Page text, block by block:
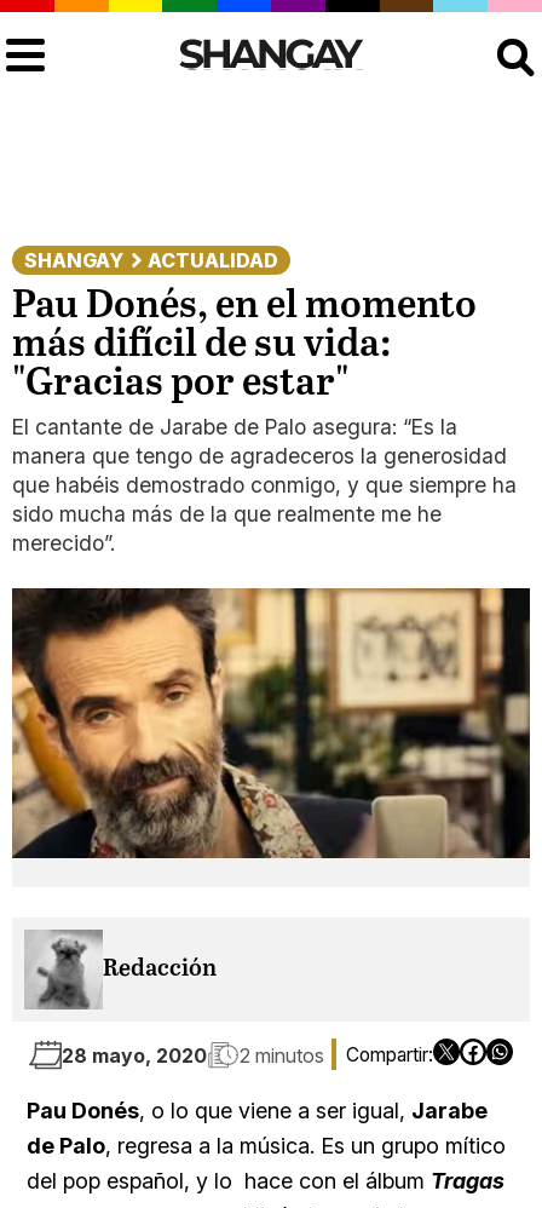
SHANGAY ACTUALIDAD
Pau Donés, en el momento
más difícil de su vida:
"Gracias por estar"
El cantante de Jarabe de Palo asegura: “Es la
manera que tengo de agradeceros la generosidad
que habéis demostrado conmigo, y que siempre ha
sido mucha más de la que realmente me he
merecido”.
Redacción
28 mayo, 2020 2 minutos
Pau Donés, o lo que viene a ser igual, Jarabe
de Palo, regresa a la música. Es un grupo mítico
del pop español, y lo hace con el álbum Tragas